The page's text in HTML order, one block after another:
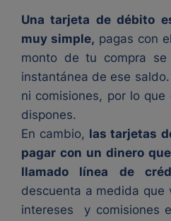
Una tarjeta de débito
muy simple, pagas con
monto de tu compra
instantánea de ese
ni comisiones, por lo
dispones.
En cambio, las tarjetas
pagar con un dinero
llamado línea de
descuenta a medida que
intereses y comisiones